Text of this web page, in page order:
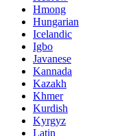
Hmong
Hungarian
Icelandic
Igbo
Javanese
Kannada
Kazakh
Khmer
Kurdish
Kyrgyz
Latin